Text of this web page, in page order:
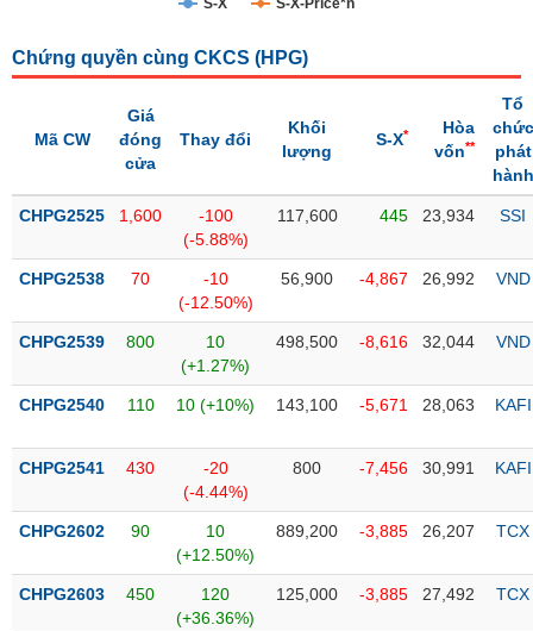
thái
thị
Niêm
Niêm
mới
yết
bổ
Hủy
yết
S-X S-X-Price*n
Chứng quyền cùng CKCS (HPG)
Mã CW
Giá
đóng
cửa
Thay đổi
Khối
lượng
S-X*
Hòa
vốn**
Tổ
chức
phát
hành
CHPG2525 1,600
-100
(-5.88%)
117,600 445 23,934 SSI
CHPG2538 70
-10
(-12.50%)
56,900 -4,867 26,992 VND
CHPG2539 800
10
(+1.27%)
498,500 -8,616 32,044 VND
CHPG2540 110 10 (+10%) 143,100 -5,671 28,063 KAFI
CHPG2541 430
-20
(-4.44%)
800 -7,456 30,991 KAFI
CHPG2602 90
10
(+12.50%)
889,200 -3,885 26,207 TCX
CHPG2603 450
120
(+36.36%)
125,000 -3,885 27,492 TCX
NGÀNH
NGHIỆP
PHIẾU
PHÁI
TRÁI
PHIẾU